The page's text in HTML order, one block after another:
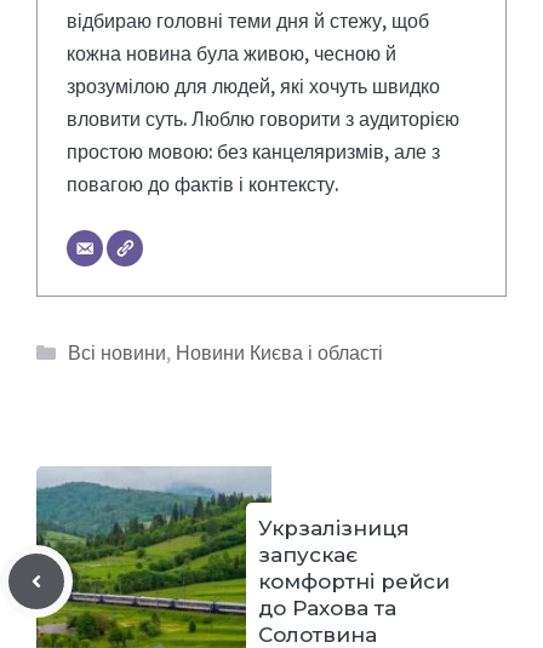
відбираю головні теми дня й стежу, щоб
кожна новина була живою, чесною й
зрозумілою для людей, які хочуть швидко
вловити суть. Люблю говорити з аудиторією
простою мовою: без канцеляризмів, але з
повагою до фактів і контексту.
Категорії
Всі новини, Новини Києва і області
Укрзалізниця
запускає
комфортні рейси
до Рахова та
Солотвина